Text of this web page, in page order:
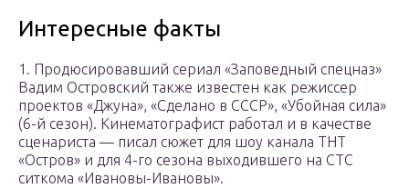
Интересные факты
1. Продюсировавший сериал «Заповедный спецназ»
Вадим Островский также известен как режиссер
проектов «Джуна», «Сделано в СССР», «Убойная сила»
(6-й сезон). Кинематографист работал и в качестве
сценариста — писал сюжет для шоу канала ТНТ
«Остров» и для 4-го сезона выходившего на СТС
ситкома «Ивановы-Ивановы».